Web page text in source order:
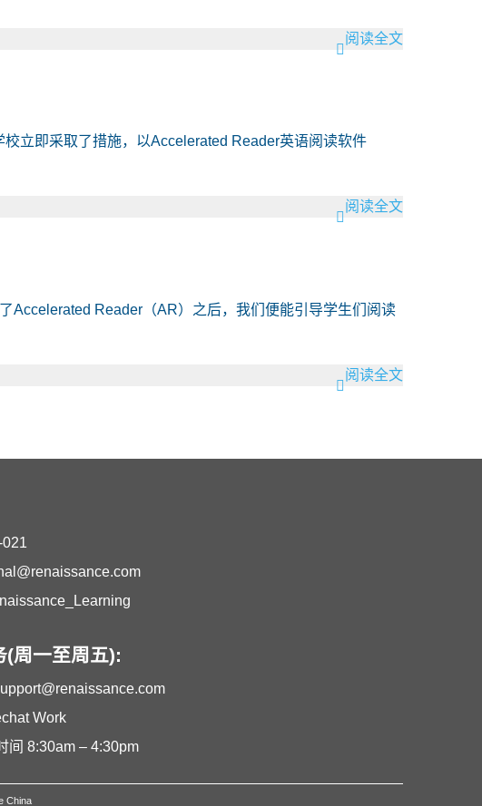
阅读全文
立即采取了措施，以Accelerated Reader英语阅读软件
阅读全文
Accelerated Reader（AR）之后，我们便能引导学生们阅读
阅读全文
(周一至周五):
Work
间 8:30am – 4:30pm
China